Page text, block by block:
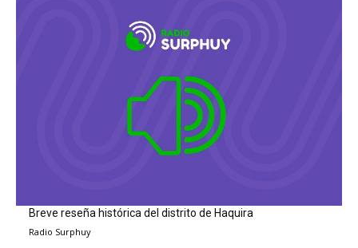
Breve reseña histórica del distrito de Haquira
Radio Surphuy